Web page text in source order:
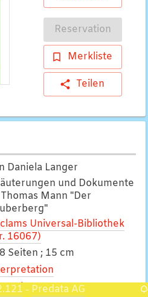
Reservation
Merkliste
Teilen
Daniela Langer
und Dokumente
Mann "Der
Universal-Bibliothek
16067)
Seiten ; 15 cm
- Predata AG